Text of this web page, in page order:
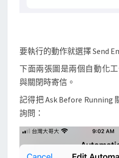
要執行的動作就選擇 Send
下面兩張圖是兩個自動化
與關閉時寄信。
記得把 Ask Before Running
詢問：